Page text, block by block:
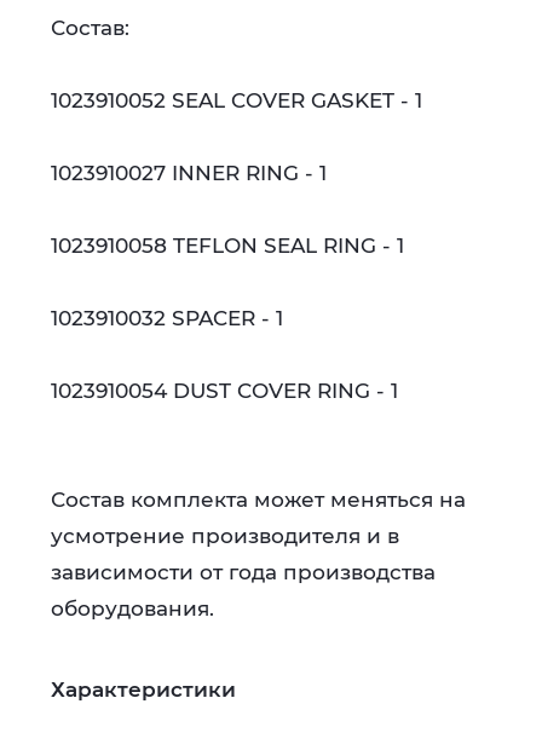
Состав:
1023910052 SEAL COVER GASKET - 1
1023910027 INNER RING - 1
1023910058 TEFLON SEAL RING - 1
1023910032 SPACER - 1
1023910054 DUST COVER RING - 1
Состав комплекта может меняться на
усмотрение производителя и в
зависимости от года производства
оборудования.
Характеристики